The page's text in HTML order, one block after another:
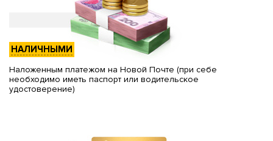
НАЛИЧНЫМИ
Наложенным платежом на Новой Почте (при себе
необходимо иметь паспорт или водительское
удостоверение)